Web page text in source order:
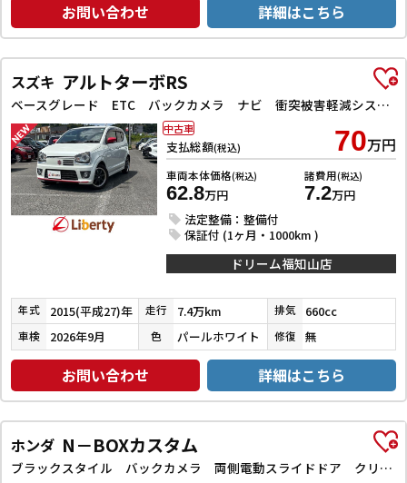
お問い合わせ 詳細はこちら
スズキ アルトターボRS
ベースグレード ETC バックカメラ ナビ 衝突被害軽減システム オートライト HID スマートキー アイドリングストップ 電動格納ミラー シートヒーター AT 盗難防止システム ABS ESC アルミホイール
支払総額(税込) 70万円
車両本体価格(税込)
62.8万円
諸費用(税込)
7.2万円
法定整備：整備付
保証付 (1ヶ月・1000km )
中古車
ドリーム福知山店
年式 2015(平成27)年 走行 7.4万km 排気 660cc
車検 2026年9月 色 パールホワイト 修復 無
お問い合わせ 詳細はこちら
ホンダ N－BOXカスタム
ブラックスタイル バックカメラ 両側電動スライドドア クリアランスソナー オートクルーズコントロール レーンアシスト 衝突被害軽減システム オートライト LEDヘッドランプ スマートキー アイドリングストップ